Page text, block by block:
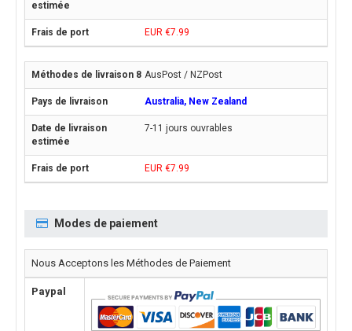
EUR €7.99
AusPost / NZPost
Australia, New Zealand
7-11 jours ouvrables
EUR €7.99
Modes de paiement
Nous Acceptons les Méthodes de Paiement
Paypal